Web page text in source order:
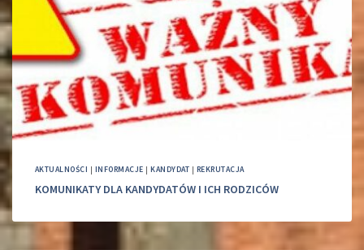
AKTUALNOŚCI | INFORMACJE |KANDYDAT | REKRUTACJA
KOMUNIKATY DLA KANDYDATÓW I ICH RODZICÓW